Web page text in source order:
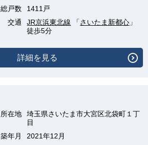
総戸数
1411戸
交通
JR京浜東北線 「さいたま新都心 」
徒歩5分
詳細を見る
所在地
埼玉県さいたま市大宮区北袋町１丁
目
築年月
2021年12月